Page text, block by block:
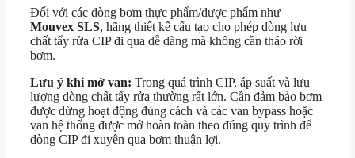
Đối với các dòng bơm thực phẩm/dược phẩm như
Mouvex SLS, hãng thiết kế cấu tạo cho phép dòng lưu
chất tẩy rửa CIP đi qua dễ dàng mà không cần tháo rời
bơm.
Lưu ý khi mở van: Trong quá trình CIP, áp suất và lưu
lượng dòng chất tẩy rửa thường rất lớn. Cần đảm bảo bơm
được dừng hoạt động đúng cách và các van bypass hoặc
van hệ thống được mở hoàn toàn theo đúng quy trình để
dòng CIP đi xuyên qua bơm thuận lợi.